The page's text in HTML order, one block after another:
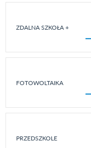
ZDALNA SZKOŁA +
FOTOWOLTAIKA
PRZEDSZKOLE